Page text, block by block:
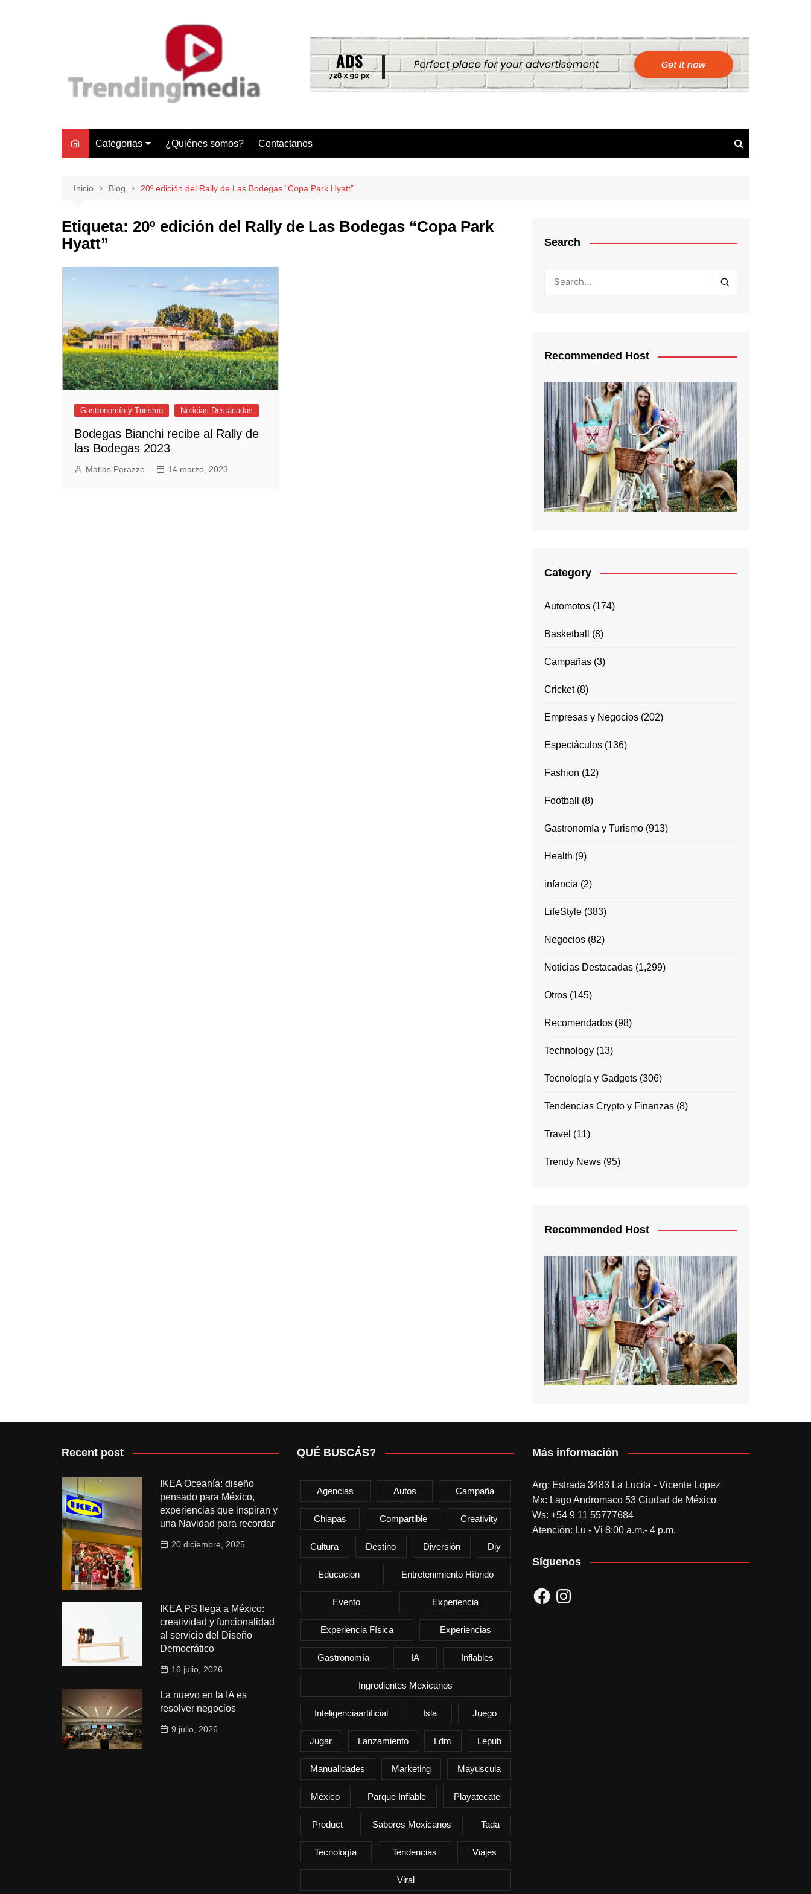
Categorias
Negocios
Lifestyle
Motores
Tecnología y Gadgets
Empresas y Negocios
Espectáculos
Trendy News
LifeStyle
Negocios
¿Quiénes somos? Contactanos
Inicio Blog 20º edición del Rally de Las Bodegas “Copa Park Hyatt”
Etiqueta: 20º edición del Rally de Las Bodegas “Copa Park
Hyatt”
Gastronomía y Turismo Noticias Destacadas
Bodegas Bianchi recibe al Rally de
las Bodegas 2023
Matias Perazzo 14 marzo, 2023
Search
Recommended Host
Category
Automotos (174)
Basketball (8)
Campañas (3)
Cricket(8)
Empresas y Negocios (202)
Espectáculos (136)
Fashion (12)
Football (8)
Gastronomía y Turismo (913)
Health (9)
infancia (2)
LifeStyle (383)
Negocios (82)
Noticias Destacadas (1,299)
Otros (145)
Recomendados (98)
Technology (13)
Tecnología y Gadgets (306)
Tendencias Crypto y Finanzas (8)
Travel (11)
Trendy News (95)
Recommended Host
Recent post
IKEA Oceanía: diseño
pensado para México,
experiencias que inspiran y
una Navidad para recordar
20 diciembre, 2025
IKEA PS llega a México:
creatividad y funcionalidad
al servicio del Diseño
Democrático
16 julio, 2026
La nuevo en la IA es
resolver negocios
9 julio, 2026
QUÉ BUSCÁS?
Agencias Autos Campaña
Chiapas Compartible Creativity
Cultura Destino Diversión Diy
Educacion Entretenimiento Híbrido
Evento Experiencia
Experiencia Física Experiencias
Gastronomía IA Inflables
Ingredientes Mexicanos
Inteligenciaartificial Isla Juego
Jugar Lanzamiento Ldm Lepub
Manualidades Marketing Mayuscula
México Parque Inflable Playatecate
Product Sabores Mexicanos Tada
Tecnología Tendencias Viajes
Viral
Más información
Arg: Estrada 3483 La Lucila - Vicente Lopez
Mx: Lago Andromaco 53 Ciudad de México
Ws: +54 9 11 55777684
Atención: Lu - Vi 8:00 a.m.- 4 p.m.
Síguenos
FacebookInstagram